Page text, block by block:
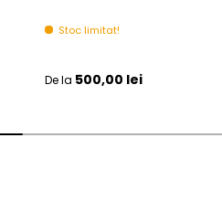
Stoc limitat!
Pret initial
De la 500,00 lei